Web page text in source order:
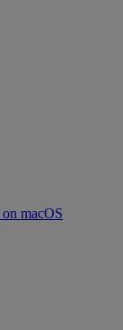
macOS